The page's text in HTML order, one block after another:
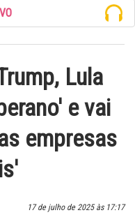
Lula
e vai
empresas
17 de julho de 2025 às 17:17